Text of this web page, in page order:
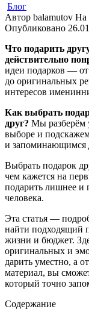
Блог
Автор balamutov На
Опубликовано
Что подарить
действительно
идеи подарков —
до оригинальных
интересов
Как выбрать
друг? Мы разберём
выборе и
и запоминающимся
Выбрать подарок
чем кажется на
подарить лишнее и
человека.
Эта статья —
найти подходящий
жизни и бюджет.
оригинальных и
дарить уместно, а
материал, вы
который точно
Содержание